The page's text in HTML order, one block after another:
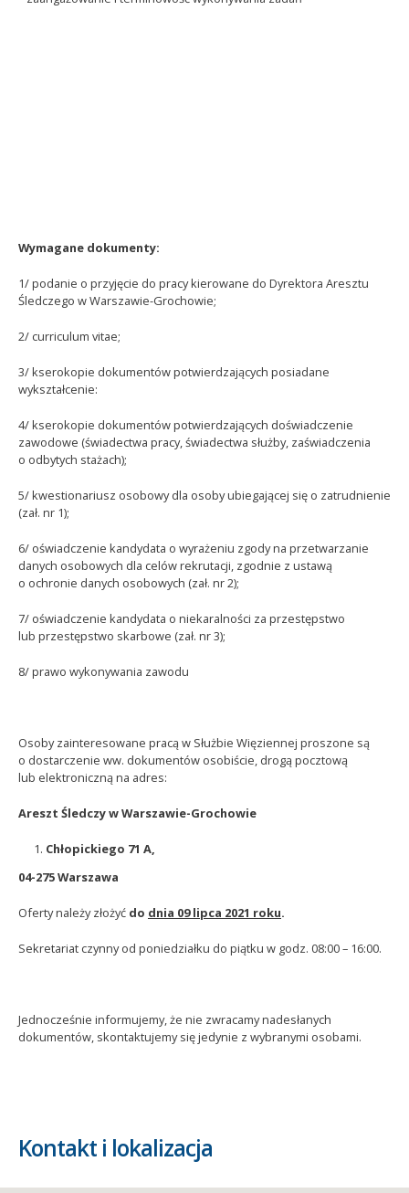
Wymagane dokumenty:
1/ podanie o przyjęcie do pracy kierowane do Dyrektora Aresztu
Śledczego w Warszawie-Grochowie;
2/ curriculum vitae;
3/ kserokopie dokumentów potwierdzających posiadane
wykształcenie:
4/ kserokopie dokumentów potwierdzających doświadczenie
zawodowe (świadectwa pracy, świadectwa służby, zaświadczenia
o odbytych stażach);
5/ kwestionariusz osobowy dla osoby ubiegającej się o zatrudnienie
(zał. nr 1);
6/ oświadczenie kandydata o wyrażeniu zgody na przetwarzanie
danych osobowych dla celów rekrutacji, zgodnie z ustawą
o ochronie danych osobowych (zał. nr 2);
7/ oświadczenie kandydata o niekaralności za przestępstwo
lub przestępstwo skarbowe (zał. nr 3);
8/ prawo wykonywania zawodu
Osoby zainteresowane pracą w Służbie Więziennej proszone są
o dostarczenie ww. dokumentów osobiście, drogą pocztową
lub elektroniczną na adres:
Areszt Śledczy w Warszawie-Grochowie
Chłopickiego 71 A,
04-275 Warszawa
Oferty należy złożyć do dnia 09 lipca 2021 roku.
Sekretariat czynny od poniedziałku do piątku w godz. 08:00 – 16:00.
Jednocześnie informujemy, że nie zwracamy nadesłanych
dokumentów, skontaktujemy się jedynie z wybranymi osobami.
Kontakt i lokalizacja